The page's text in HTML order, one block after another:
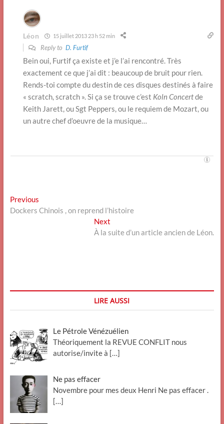
Léon 15 juillet 2013 23 h 52 min
Reply to D. Furtif
Bein oui, Furtif ça existe et j’e l’ai rencontré. Très
exactement ce que j’ai dit : beaucoup de bruit pour rien.
Rends-toi compte du destin de ces disques destinés à faire
« scratch, scratch ». Si ça se trouve c’est Koln Concertde
Keith Jarett, ou Sgt Peppers, ou le requiem de Mozart, ou
un autre chef d’oeuvre de la musique…
Navigation
de
PreviousPrevious
post:
Dockers Chinois , on reprend l’histoire
Next
post:
À la suite d’un article ancien de Léon.
LIRE AUSSI
Le Pétrole Vénézuélien
Théoriquement la REVUE CONFLIT nous
autorise/invite à […]
Ne pas effacer
Novembre pour mes deux Henri Ne pas effacer .
[…]